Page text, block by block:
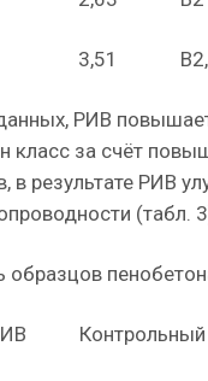
3,51
РИВ
класс за счёт
в результате РИВ
(табл.
образцов